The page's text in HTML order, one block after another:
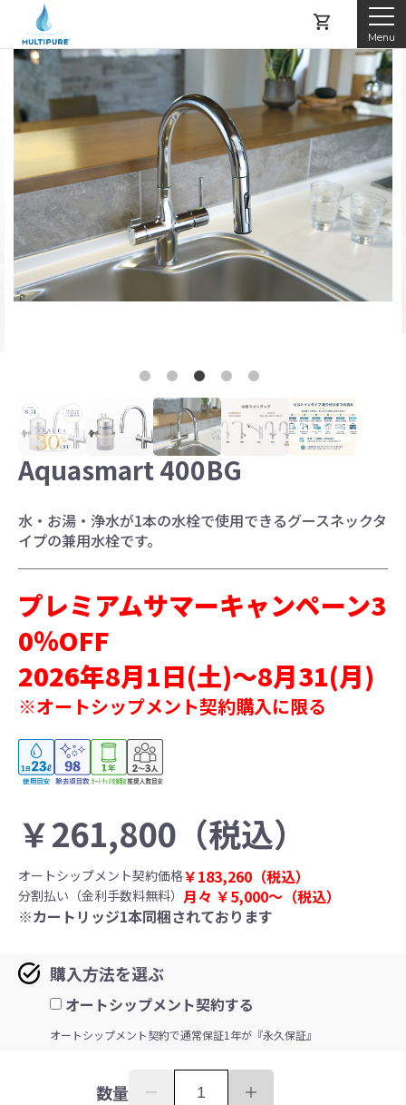
マルチピュアとは
製品紹介
レンタルする
購入する
お水ブログ
新規会員登録 ログイン
Menu
Aquasmart 400BG
水・お湯・浄水が1本の水栓で使用できるグースネックタ
イプの兼用水栓です。
プレミアムサマーキャンペーン3
0％OFF
2026年8月1日(土)～8月31(月)
※オートシップメント契約購入に限る
￥261,800 （税込）
オートシップメント契約価格￥183,260 （税込）
分割払い（金利手数料無料） 月々 ￥5,000〜 （税込）
※カートリッジ1本同梱されております
購入方法を選ぶ
オートシップメント契約する
オートシップメント契約で通常保証1年が『永久保証』
数量